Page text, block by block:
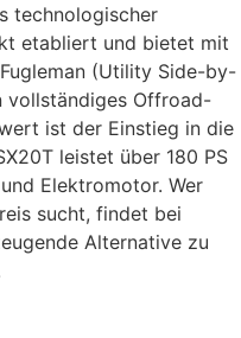
technologischer
etabliert und bietet mit
(Utility Side-by-
vollständiges Offroad-
ist der Einstieg in die
leistet über 180 PS
Elektromotor. Wer
sucht, findet bei
Alternative zu